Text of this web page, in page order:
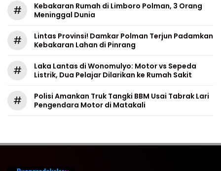
#
Kebakaran Rumah di Limboro Polman, 3 Orang
Meninggal Dunia
#
Lintas Provinsi! Damkar Polman Terjun Padamkan
Kebakaran Lahan di Pinrang
#
Laka Lantas di Wonomulyo: Motor vs Sepeda
Listrik, Dua Pelajar Dilarikan ke Rumah Sakit
#
Polisi Amankan Truk Tangki BBM Usai Tabrak Lari
Pengendara Motor di Matakali